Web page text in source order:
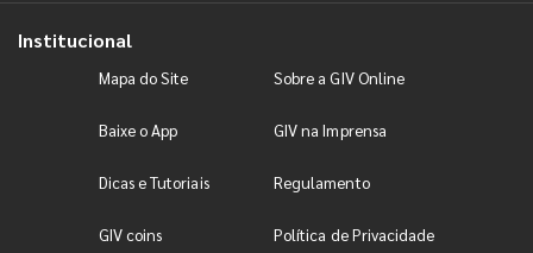
Institucional
Mapa do Site Sobre a GIV Online
Baixe o App GIV na Imprensa
Dicas e Tutoriais Regulamento
GIV coins Política de Privacidade